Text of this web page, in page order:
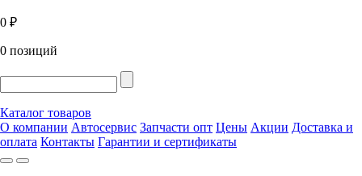
0 ₽
0 позиций
Каталог товаров
О компании Автосервис Запчасти опт Цены Акции Доставка и
оплата Контакты Гарантии и сертификаты